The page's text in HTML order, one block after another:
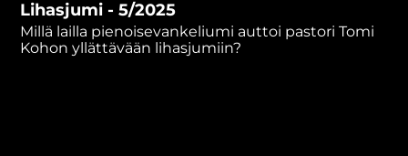
minute,
53
seconds
Lihasjumi - 5/2025
Millä lailla pienoisevankeliumi auttoi pastori Tomi
Kohon yllättävään lihasjumiin?